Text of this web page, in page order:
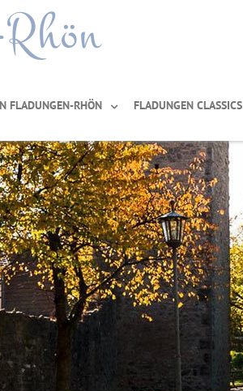
FLADUNGEN-RHÖN FLADUNGEN CLASSICS